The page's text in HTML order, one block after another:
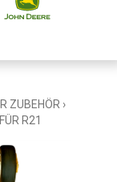
ZUBEHÖR ›
R21